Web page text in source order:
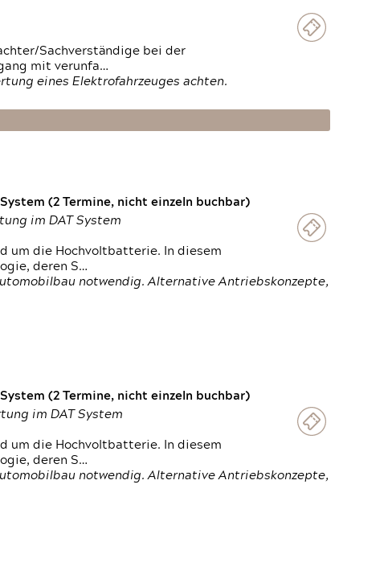
Sachverständige bei der
mit verunfa…
eines Elektrofahrzeuges achten.
(2 Termine, nicht einzeln buchbar)
im DAT System
um die Hochvoltbatterie. In diesem
deren S…
notwendig. Alternative Antriebskonzepte,
(2 Termine, nicht einzeln buchbar)
im DAT System
um die Hochvoltbatterie. In diesem
deren S…
notwendig. Alternative Antriebskonzepte,